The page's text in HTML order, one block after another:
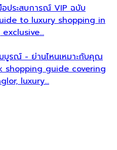
ประสบการณ์ VIP ฉบับ
to luxury shopping in
exclusive…
บูรณ์ - ย่านไหนเหมาะกับคุณ
shopping guide covering
luxury…